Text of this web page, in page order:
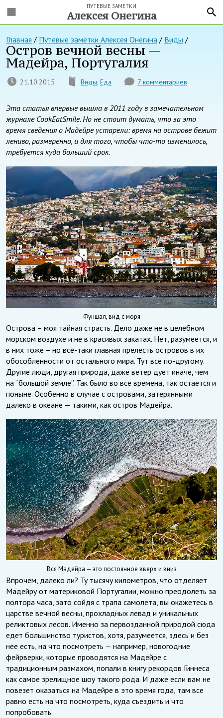
ПУТЕВЫЕ ЗАМЕТКИ
Алексея Онегина
Главная / Путевые заметки Алексея Онегина / Виды /
Остров вечной весны —
Мадейра, Португалия
21.10.2015 Виды, Еда 7 комментариев
Эта статья впервые вышла в 2011 году в замечательном
журнале CookEatSmile. Но не стоит думать, что за это
время сведения о Мадейре устарели: время на острове бежит
лениво, размеренно, и для того, чтобы что-то изменилось,
требуется куда больший срок.
Фуншал, вид с моря
Острова – моя тайная страсть. Дело даже не в целебном
морском воздухе и не в красивых закатах. Нет, разумеется, и
в них тоже – но все-таки главная прелесть островов в их
обособленности от остального мира. Тут все по-другому.
Другие люди, другая природа, даже ветер дует иначе, чем
на “большой земле”. Так было во все времена, так остается и
поныне. Особенно в случае с островами, затерянными
далеко в океане — такими, как остров Мадейра.
Вся Мадейра — это постоянное вверх и вниз
Впрочем, далеко ли? Ту тысячу километров, что отделяет
Мадейру от материковой Португалии, можно преодолеть за
полтора часа, зато сойдя с трапа самолета, вы окажетесь в
царстве вечной весны, прохладных левад и уникальных
реликтовых лесов. Именно за первозданной природой сюда
едет большинство туристов, хотя, разумеется, здесь и без
нее есть, на что посмотреть — например, новогодние
фейрверки, которые проводятся на Мадейре с
традиционным размахом, попали в книгу рекордов Гиннеса
как самое зрелищное шоу такого рода. И даже если вам не
повезет оказаться на Мадейре в это время года, там все
равно есть на что посмотреть, куда съездить и что
попробовать.